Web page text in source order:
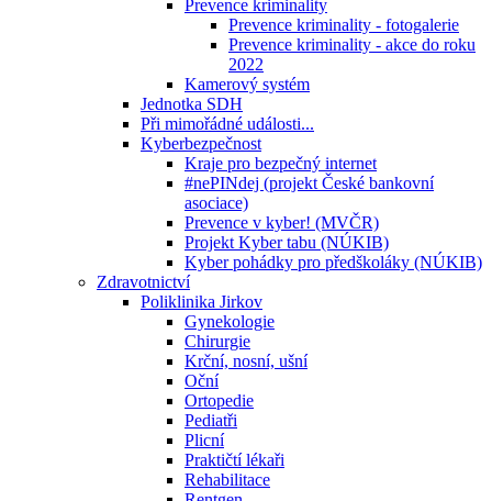
Prevence kriminality
Prevence kriminality - fotogalerie
Prevence kriminality - akce do roku
2022
Kamerový systém
Jednotka SDH
Při mimořádné události...
Kyberbezpečnost
Kraje pro bezpečný internet
#nePINdej (projekt České bankovní
asociace)
Prevence v kyber! (MVČR)
Projekt Kyber tabu (NÚKIB)
Kyber pohádky pro předškoláky (NÚKIB)
Zdravotnictví
Poliklinika Jirkov
Gynekologie
Chirurgie
Krční, nosní, ušní
Oční
Ortopedie
Pediatři
Plicní
Praktičtí lékaři
Rehabilitace